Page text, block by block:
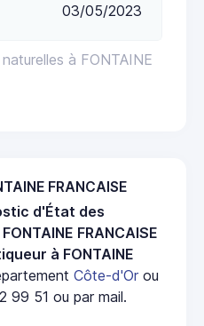
à FONTAINE
03/05/2023
FRANCAISE
d'État des
FRANCAISE
à FONTAINE
Côte-d'Or ou
99 51 ou par mail.